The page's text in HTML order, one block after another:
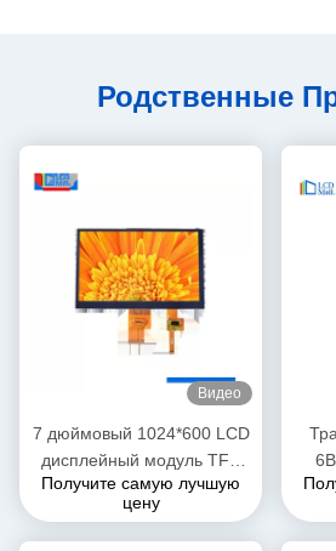
Родственные
Видео
7 дюймовый 1024*600 LCD
дисплейный модуль TFT
LCD экран RGB 24 битный
интерфейс
Получите самую лучшую
цену